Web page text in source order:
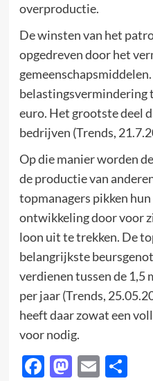
overproductie.
De winsten van het
opgedreven door het
belastingsvermindering
euro. Het grootste deel
bedrijven (Trends,
Op die manier worden
de productie van
topmanagers pikken
ontwikkeling door voor
loon uit te trekken. De
belangrijkste
verdienen tussen de 1,5
per jaar (Trends,
heeft daar zowat een
voor nodig.
Facebook
Email